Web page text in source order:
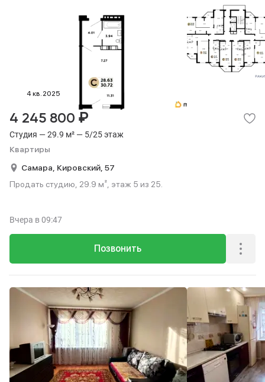
4 кв. 2025
Студия — 29.9 м² — 5/25 этаж
Квартиры
4 245 800 ₽
Самара, Кировский, 57
Продать студию, 29.9 м², этаж 5 из 25.
Позвонить
Вчера в 09:47